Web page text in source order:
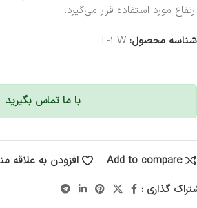
ارتفاع مورد استفاده قرار می‌گیرد.
شناسه محصول: L-1 W
با ما تماس بگیرید
Add to compare
افزودن به علاقه
گذاری :